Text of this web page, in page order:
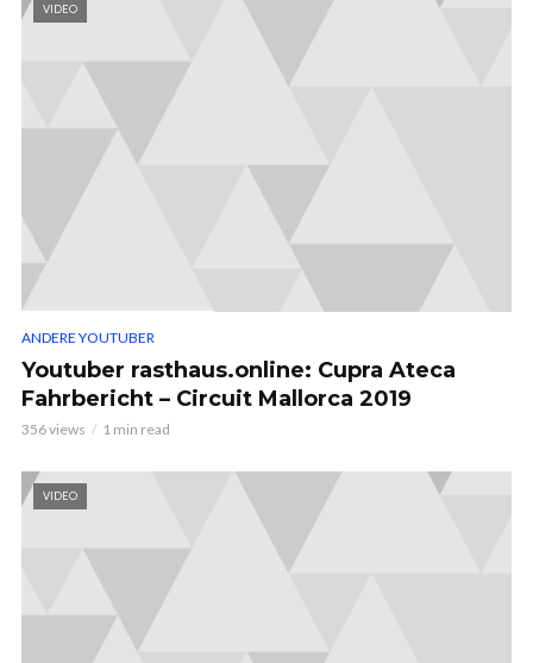
VIDEO
ANDERE YOUTUBER
Youtuber rasthaus.online: Cupra Ateca
Fahrbericht – Circuit Mallorca 2019
356 views 1 min read
VIDEO